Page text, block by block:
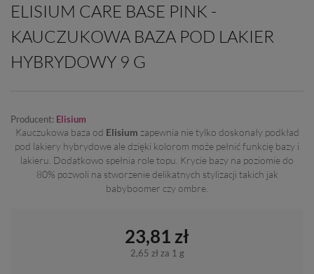
ELISIUM CARE BASE PINK -
KAUCZUKOWA BAZA POD LAKIER
HYBRYDOWY 9 G
Producent: Elisium
Kauczukowa baza od Elisium zapewnia nie tylko doskonały podkład
pod lakiery hybrydowe ale dzięki kolorom może pełnić funkcię bazy i
lakieru. Dodatkowo spełnia role topu. Krycie bazy na poziomie do
80% pozwoli na stworzenie delikatnych stylizacji takich jak
babyboomer czy ombre.
23,81 zł
2,65 złza 1 g